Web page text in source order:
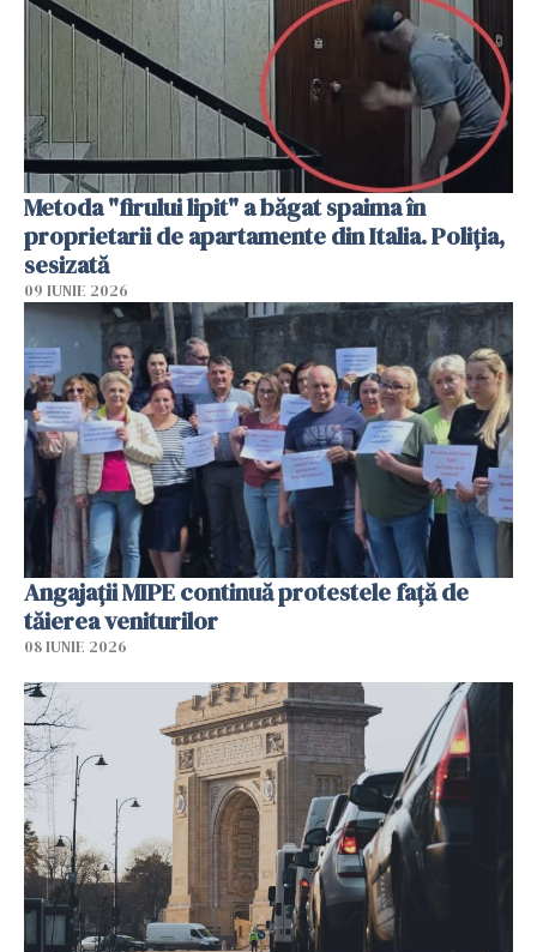
Metoda "firului lipit" a băgat spaima în
proprietarii de apartamente din Italia. Poliția,
sesizată
09 IUNIE 2026
Angajaţii MIPE continuă protestele faţă de
tăierea veniturilor
08 IUNIE 2026